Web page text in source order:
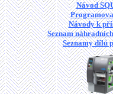
Návod
Návody k
Seznam
Seznamy dílů